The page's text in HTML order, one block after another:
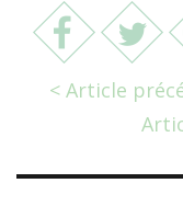
< Article